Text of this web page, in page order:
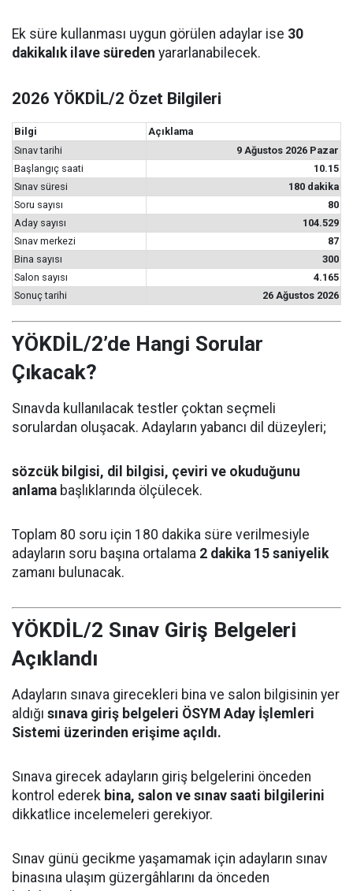
Ek süre kullanması uygun görülen adaylar ise 30
dakikalık ilave süreden yararlanabilecek.
2026 YÖKDİL/2 Özet Bilgileri
Bilgi
Açıklama
Sınav tarihi
9 Ağustos 2026 Pazar
Başlangıç saati
10.15
Sınav süresi
180 dakika
Soru sayısı
80
Aday sayısı
104.529
Sınav merkezi
87
Bina sayısı
300
Salon sayısı
4.165
Sonuç tarihi
26 Ağustos 2026
YÖKDİL/2’de Hangi Sorular
Çıkacak?
Sınavda kullanılacak testler çoktan seçmeli
sorulardan oluşacak. Adayların yabancı dil düzeyleri;
sözcük bilgisi, dil bilgisi, çeviri ve okuduğunu
anlama başlıklarında ölçülecek.
Toplam 80 soru için 180 dakika süre verilmesiyle
adayların soru başına ortalama 2 dakika 15 saniyelik
zamanı bulunacak.
YÖKDİL/2 Sınav Giriş Belgeleri
Açıklandı
Adayların sınava girecekleri bina ve salon bilgisinin yer
aldığı sınava giriş belgeleri ÖSYM Aday İşlemleri
Sistemi üzerinden erişime açıldı.
Sınava girecek adayların giriş belgelerini önceden
kontrol ederek bina, salon ve sınav saati bilgilerini
dikkatlice incelemeleri gerekiyor.
Sınav günü gecikme yaşamamak için adayların sınav
binasına ulaşım güzergâhlarını da önceden